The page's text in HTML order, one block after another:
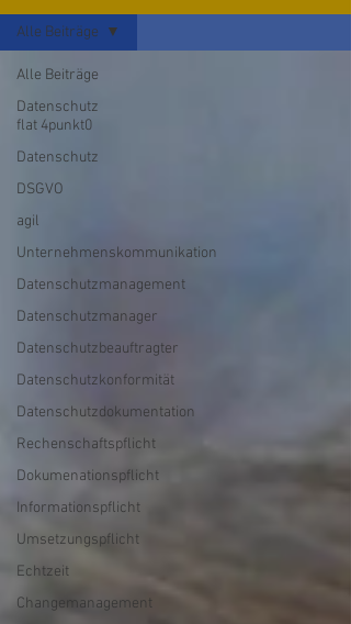
Alle Beiträge
Datenschutz
flat 4punkt0
Datenschutz
DSGVO
agil
Unternehmenskommunikation
Datenschutzmanagement
Datenschutzmanager
Datenschutzbeauftragter
Datenschutzkonformität
Datenschutzdokumentation
Rechenschaftspflicht
Dokumenationspflicht
Informationspflicht
Umsetzungspflicht
Echtzeit
Changemanagement
Alle Beiträge